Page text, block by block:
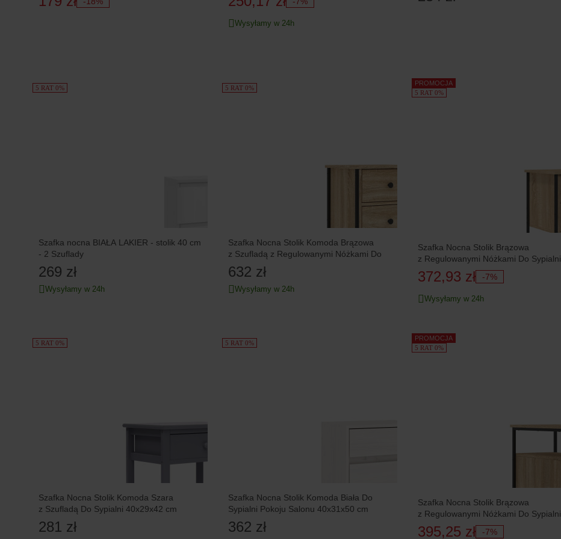
Wysyłamy w 24h
5 RAT 0%
Szafka nocna BIAŁA LAKIER - stolik 40 cm
- 2 Szuflady
269 zł
Wysyłamy w 24h
5 RAT 0%
Szafka Nocna Stolik Komoda Brązowa
z Szufladą z Regulowanymi Nóżkami Do
632 zł
Wysyłamy w 24h
PROMOCJA
5 RAT 0%
Szafka Nocna Stolik Brązowa
z Regulowanymi Nóżkami Do Sypialni
32x42x70 cm
372,93 zł -7%
Wysyłamy w 24h
5 RAT 0%
Szafka Nocna Stolik Komoda Szara
z Szufladą Do Sypialni 40x29x42 cm
281 zł
5 RAT 0%
Szafka Nocna Stolik Komoda Biała Do
Sypialni Pokoju Salonu 40x31x50 cm
362 zł
PROMOCJA
5 RAT 0%
Szafka Nocna Stolik Brązowa
z Regulowanymi Nóżkami Do Sypialni
30x60x60 cm
395,25 zł -7%